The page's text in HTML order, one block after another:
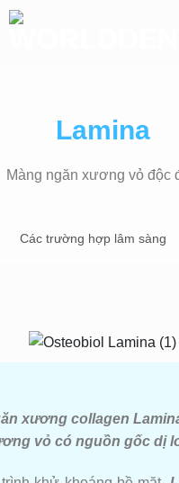
Lamina
Màng ngăn xương vỏ độc
Các trường hợp lâm sàng
xương collagen
vỏ có nguồn gốc dị